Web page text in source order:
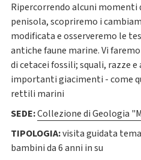
Ripercorrendo alcuni
penisola, scopriremo i
modificata e osserveremo le
antiche faune marine. Vi
di cetacei fossili; squali, razze
importanti giacimenti - come
rettili marini
SEDE:Collezione di Geologia
TIPOLOGIA:visita guidata
bambini da 6 anni in su